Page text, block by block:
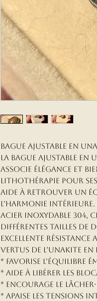
Bague Ajustable en
La bague ajustable en
associe élégance et
lithothérapie pour ses
aide à retrouver un
l’harmonie intérieure.
acier inoxydable 304,
différentes tailles
excellente résistance
Vertus de l’Unakite
* Favorise l’équilibre
* Aide à libérer les
* Encourage le lâcher-
* Apaise les tensions